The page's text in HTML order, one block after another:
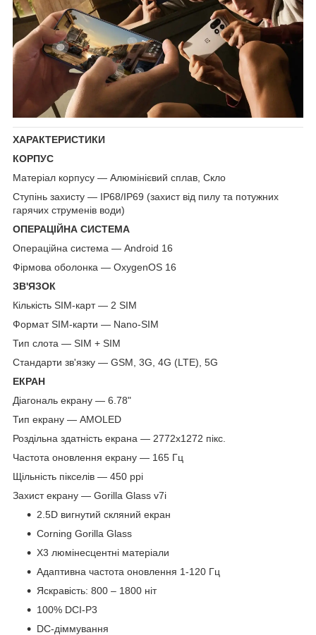
ХАРАКТЕРИСТИКИ
КОРПУС
Матеріал корпусу — Алюмінієвий сплав, Скло
Ступінь захисту — IP68/IP69 (захист від пилу та потужних
гарячих струменів води)
ОПЕРАЦІЙНА СИСТЕМА
Операційна система — Android 16
Фірмова оболонка — OxygenOS 16
ЗВ'ЯЗОК
Кількість SIM-карт — 2 SIM
Формат SIM-карти — Nano-SIM
Тип слота — SIM + SIM
Стандарти зв'язку — GSM, 3G, 4G (LTE), 5G
ЕКРАН
Діагональ екрану — 6.78"
Тип екрану — AMOLED
Роздільна здатність екрана — 2772x1272 пікс.
Частота оновлення екрану — 165 Гц
Щільність пікселів — 450 ppi
Захист екрану — Gorilla Glass v7i
2.5D вигнутий скляний екран
Corning Gorilla Glass
X3 люмінесцентні матеріали
Адаптивна частота оновлення 1-120 Гц
Яскравість: 800 – 1800 ніт
100% DCI-P3
DC-діммування